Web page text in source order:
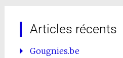
Articles récents
Gougnies.be